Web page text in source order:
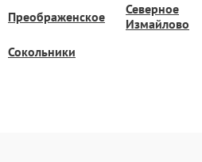
Преображенское
Северное
Измайлово
Сокольники